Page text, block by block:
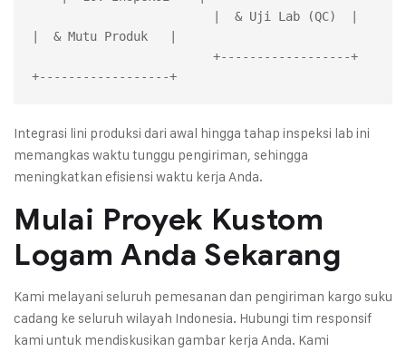
|  & Mutu Produk   |
Integrasi lini produksi dari awal hingga tahap inspeksi lab ini
memangkas waktu tunggu pengiriman, sehingga
meningkatkan efisiensi waktu kerja Anda.
Mulai Proyek Kustom
Logam Anda Sekarang
Kami melayani seluruh pemesanan dan pengiriman kargo suku
cadang ke seluruh wilayah Indonesia. Hubungi tim responsif
kami untuk mendiskusikan gambar kerja Anda. Kami